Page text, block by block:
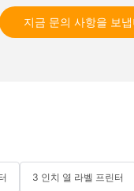
지금 문의 사항을 보
3 인치 열 라벨 프린터